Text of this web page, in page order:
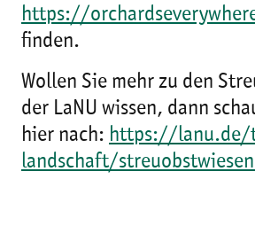
https://
finden.
Wollen Sie mehr zu den
der LaNU wissen, dann
hier nach: https://lanu.de/
landschaft/